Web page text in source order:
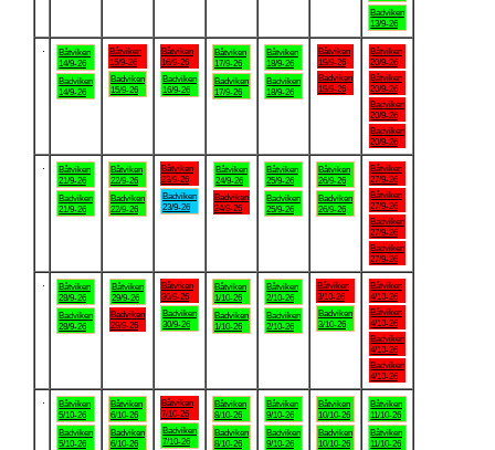
Badviken
13/9-26
Båtviken
14/9-26
Badviken
14/9-26
Båtviken
15/9-26
Badviken
15/9-26
Båtviken
16/9-26
Badviken
16/9-26
Båtviken
17/9-26
Badviken
17/9-26
Båtviken
18/9-26
Badviken
18/9-26
Båtviken
19/9-26
Badviken
19/9-26
Båtviken
20/9-26
Båtviken
20/9-26
Badviken
20/9-26
Badviken
20/9-26
Båtviken
21/9-26
Badviken
21/9-26
Båtviken
22/9-26
Badviken
22/9-26
Båtviken
23/9-26
Badviken
23/9-26
Båtviken
24/9-26
Badviken
24/9-26
Båtviken
25/9-26
Badviken
25/9-26
Båtviken
26/9-26
Badviken
26/9-26
Båtviken
27/9-26
Båtviken
27/9-26
Badviken
27/9-26
Badviken
27/9-26
Båtviken
28/9-26
Badviken
28/9-26
Båtviken
29/9-26
Badviken
29/9-26
Båtviken
30/9-26
Badviken
30/9-26
Båtviken
1/10-26
Badviken
1/10-26
Båtviken
2/10-26
Badviken
2/10-26
Båtviken
3/10-26
Badviken
3/10-26
Båtviken
4/10-26
Båtviken
4/10-26
Badviken
4/10-26
Badviken
4/10-26
Båtviken
5/10-26
Badviken
5/10-26
Båtviken
6/10-26
Badviken
6/10-26
Båtviken
7/10-26
Badviken
7/10-26
Båtviken
8/10-26
Badviken
8/10-26
Båtviken
9/10-26
Badviken
9/10-26
Båtviken
10/10-26
Badviken
10/10-26
Båtviken
11/10-26
Båtviken
11/10-26